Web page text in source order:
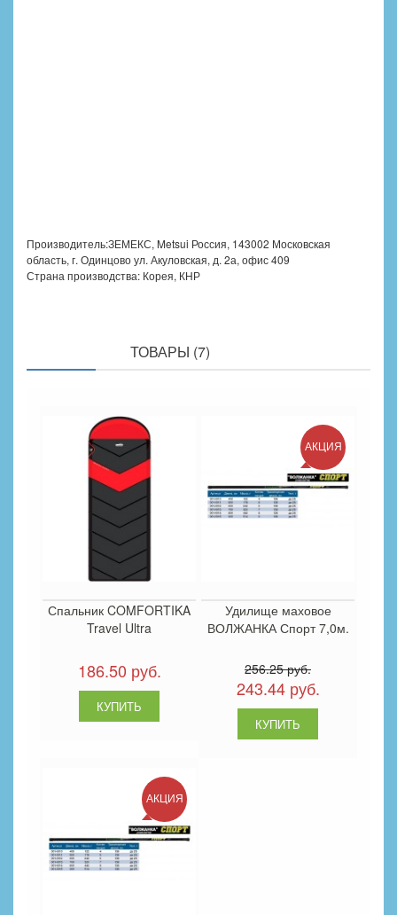
Производитель:ЗЕМЕКС, Metsui Россия, 143002 Московская
область, г. Одинцово ул. Акуловская, д. 2а, офис 409
Страна производства: Корея, КНР
ТОВАРЫ (7)
Спальник COMFORTIKA
Travel Ultra
186.50 руб.
АКЦИЯ
Удилище маховое
ВОЛЖАНКА Спорт 7,0м.
256.25 руб.
243.44 руб.
АКЦИЯ